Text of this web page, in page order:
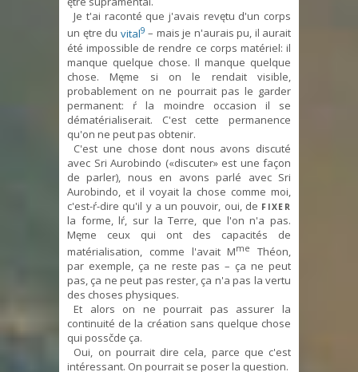
Je t'ai raconté que j'avais revętu d'un corps
un ętre du vital9 – mais je n'aurais pu, il aurait
été impossible de rendre ce corps matériel: il
manque quelque chose. Il manque quelque
chose. Męme si on le rendait visible,
probablement on ne pourrait pas le garder
permanent: ŕ la moindre occasion il se
dématérialiserait. C'est cette permanence
qu'on ne peut pas obtenir.
C'est une chose dont nous avons discuté
avec Sri Aurobindo («discuter» est une façon
de parler), nous en avons parlé avec Sri
Aurobindo, et il voyait la chose comme moi,
c'est-ŕ-dire qu'il y a un pouvoir, oui, de FIXER
la forme, lŕ, sur la Terre, que l'on n'a pas.
Męme ceux qui ont des capacités de
matérialisation, comme l'avait Mme
Théon,
par exemple, ça ne reste pas – ça ne peut
pas, ça ne peut pas rester, ça n'a pas la vertu
des choses physiques.
Et alors on ne pourrait pas assurer la
continuité de la création sans quelque chose
qui possčde ça.
Oui, on pourrait dire cela, parce que c'est
intéressant. On pourrait se poser la question.